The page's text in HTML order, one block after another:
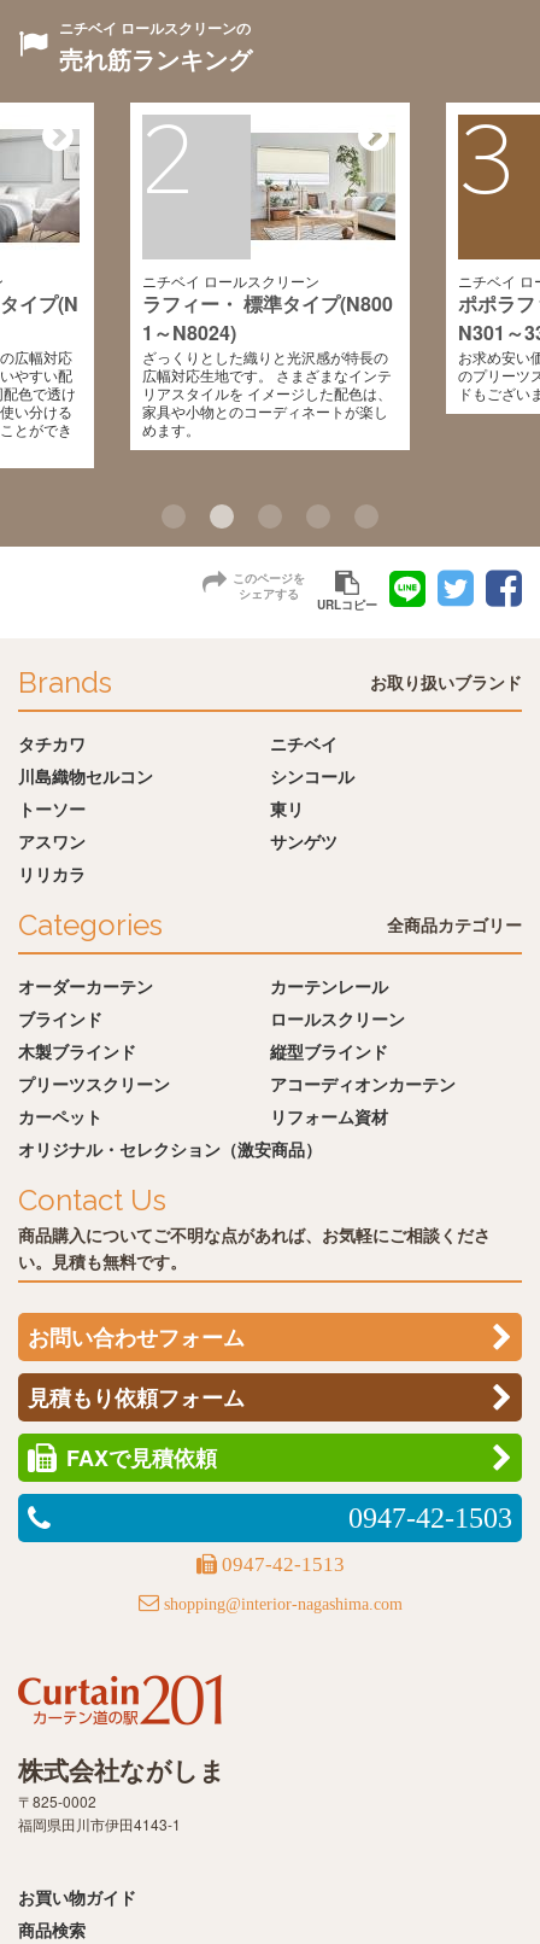
ニチベイ ロールスクリーンの
売れ筋ランキング
イプ(N
広幅対応
やすい配
色で透け
い分ける
とができ
2
ニチベイ ロールスクリーン
ラフィー・ 標準タイプ(N800
1～N8024)
ざっくりとした織りと光沢感が特長の
広幅対応生地です。 さまざまなインテ
リアスタイルを イメージした配色は、
家具や小物とのコーディネートが楽し
めます。
3
ニチベイ
ポポラ
N301～
お求め安い
のプリーツ
ドもござい
このページを
シェアする
URLコピー
Brands お取り扱いブランド
タチカワ
ニチベイ
川島織物セルコン
シンコール
トーソー
東リ
アスワン
サンゲツ
リリカラ
Categories 全商品カテゴリー
オーダーカーテン
カーテンレール
ブラインド
ロールスクリーン
木製ブラインド
縦型ブラインド
プリーツスクリーン
アコーディオンカーテン
カーペット
リフォーム資材
オリジナル・セレクション（激安商品）
Contact Us
商品購入についてご不明な点があれば、お気軽にご相談くださ
い。見積も無料です。
お問い合わせフォーム
見積もり依頼フォーム
FAXで見積依頼
0947-42-1503
0947-42-1513
shopping@interior-nagashima.com
株式会社ながしま
〒825-0002
福岡県田川市伊田4143-1
お買い物ガイド
商品検索